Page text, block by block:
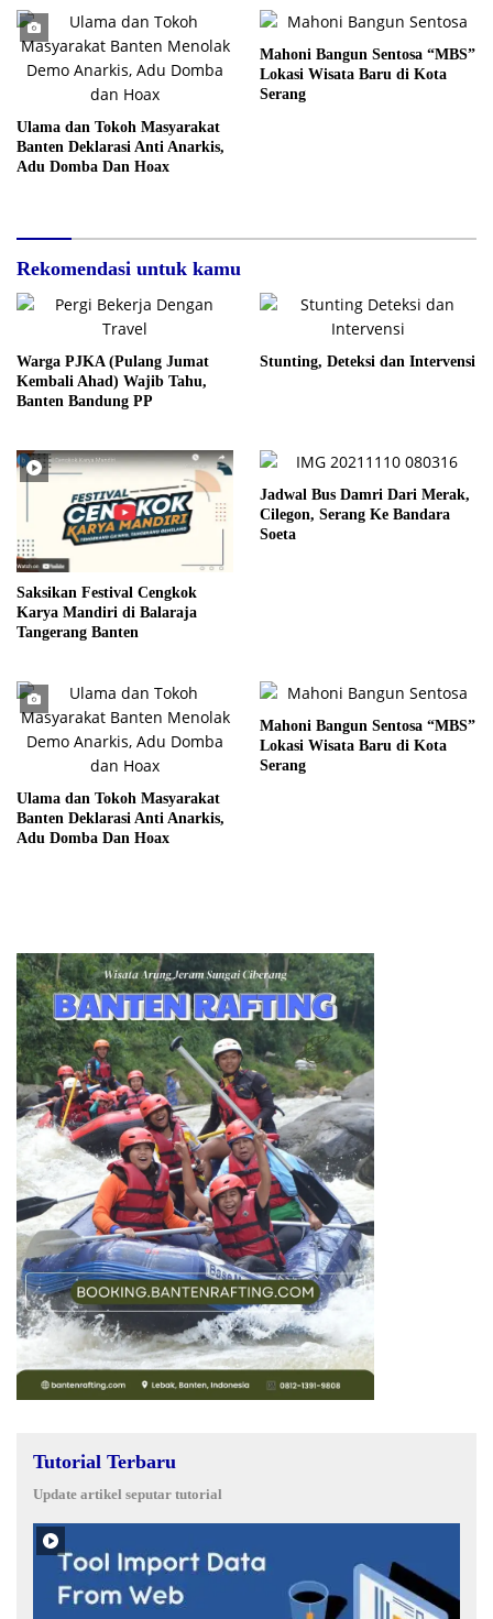
Ulama dan Tokoh Masyarakat
Banten Deklarasi Anti Anarkis,
Adu Domba Dan Hoax
Mahoni Bangun Sentosa “MBS”
Lokasi Wisata Baru di Kota
Serang
Rekomendasi untuk kamu
Warga PJKA (Pulang Jumat
Kembali Ahad) Wajib Tahu,
Banten Bandung PP
Stunting, Deteksi dan Intervensi
Saksikan Festival Cengkok
Karya Mandiri di Balaraja
Tangerang Banten
Jadwal Bus Damri Dari Merak,
Cilegon, Serang Ke Bandara
Soeta
Ulama dan Tokoh Masyarakat
Banten Deklarasi Anti Anarkis,
Adu Domba Dan Hoax
Mahoni Bangun Sentosa “MBS”
Lokasi Wisata Baru di Kota
Serang
Tutorial Terbaru
Update artikel seputar tutorial